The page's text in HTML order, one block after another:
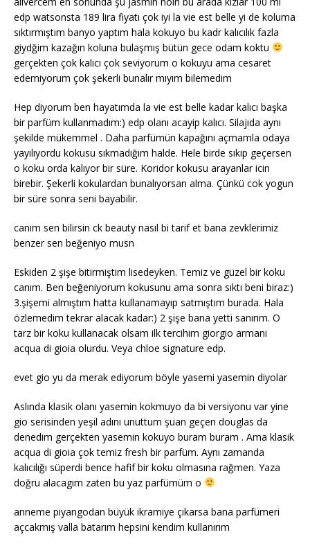
edp watsonsta 189 lira fiyatı çok iyi la vie est belle yi de koluma
sıktırmıştım banyo yaptım hala kokuyo bu kadr kalıcılık fazla
giydğim kazağın koluna bulaşmış bütün gece odam koktu
gerçekten çok kalıcı çok seviyorum o kokuyu ama cesaret
edemiyorum çok şekerli bunalır mıyım bilemedim
Hep diyorum ben hayatımda la vie est belle kadar kalıcı başka
bir parfüm kullanmadım:) edp olanı acayip kalıcı. Silajıda aynı
şekilde mükemmel . Daha parfümün kapağını açmamla odaya
yayılıyordu kokusu sıkmadığım halde. Hele birde sıkıp geçersen
o koku orda kalıyor bir süre. Koridor kokusu arayanlar icin
birebir. Şekerli kokulardan bunalıyorsan alma. Çünkü cok yogun
bir süre sonra seni bayabilir.
canım sen bilirsin ck beauty nasıl bi tarif et bana zevklerimiz
benzer sen beğeniyo musn
Eskiden 2 şişe bitirmiştim lisedeyken. Temiz ve güzel bir koku
canım. Ben beğeniyorum kokusunu ama sonra sıktı beni biraz:)
3.şişemi almıştım hatta kullanamayıp satmıştım burada. Hala
özlemedim tekrar alacak kadar:) 2 şişe bana yetti sanırım. O
tarz bir koku kullanacak olsam ilk tercihim giorgio armani
acqua di gioia olurdu. Veya chloe signature edp.
evet gio yu da merak ediyorum böyle yasemi yasemin diyolar
Aslında klasik olanı yasemin kokmuyo da bi versiyonu var yine
gio serisinden yeşil adını unuttum şuan geçen douglas da
denedim gerçekten yasemin kokuyo buram buram . Ama klasik
acqua di gioia çok temiz fresh bir parfüm. Aynı zamanda
kalıcılığı süperdi bence hafif bir koku olmasına rağmen. Yaza
doğru alacagım zaten bu yaz parfümüm o
anneme piyangodan büyük ikramiye çıkarsa bana parfümeri
açcakmış valla batarım hepsini kendim kullanırım